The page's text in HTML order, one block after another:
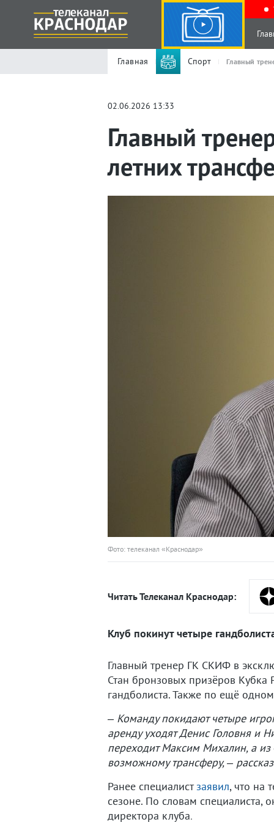
Главная Спорт Главный
02.06.2026 13:33
Главный
летних
Фото: телеканал «Краснодар»
Читать Телеканал Краснодар:
Клуб покинут четыре
Главный тренер ГК СКИФ в
Стан бронзовых призёров Кубка
гандболиста. Также по ещё
– Команду покидают четыре
аренду уходят Денис Головня и
переходит Максим Михалин, а
возможному трансферу, –
Ранее специалистзаявил, что на
сезоне. По словам специалиста,
директора клуба.